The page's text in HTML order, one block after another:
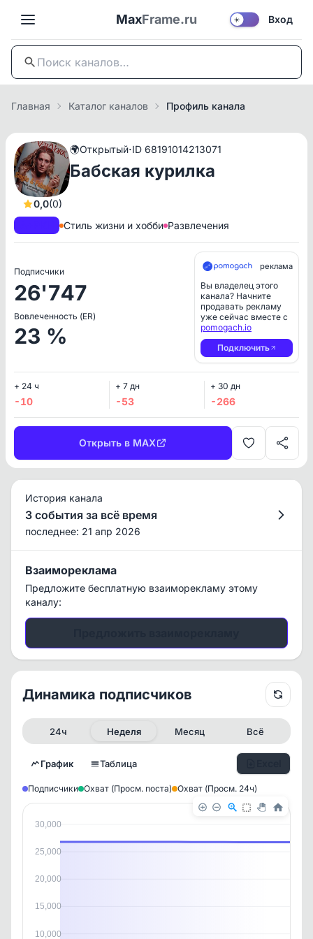
MaxFrame.ru ☀️ Вход
Главная Каталог каналов Профиль канала
0,0(0)
🌍Открытый·ID 68191014213071
Бабская курилка
Стиль жизни и хобби Развлечения
Подписчики
26'747
Вовлеченность (ER)
23 %
реклама
Вы владелец этого
канала? Начните
продавать рекламу
уже сейчас вместе с
pomogach.io
Подключить
+ 24 ч
-10
+ 7 дн
-53
+ 30 дн
-266
Открыть в MAX
История канала
3 события за всё время
последнее: 21 апр 2026
Взаимореклама
Предложите бесплатную взаиморекламу этому
каналу:
Динамика подписчиков
24ч Неделя Месяц Всё
График Таблица
Подписчики Охват (Просм. поста) Охват (Просм. 24ч)
30,000
25,000
20,000
15,000
10,000